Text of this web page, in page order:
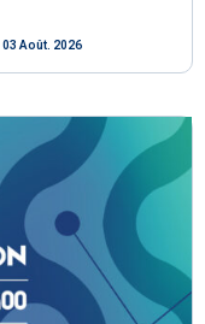
03 Août. 2026